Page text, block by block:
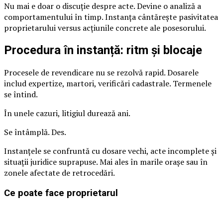
Nu mai e doar o discuție despre acte. Devine o analiză a
comportamentului în timp. Instanța cântărește pasivitatea
proprietarului versus acțiunile concrete ale posesorului.
Procedura în instanță: ritm și blocaje
Procesele de revendicare nu se rezolvă rapid. Dosarele
includ expertize, martori, verificări cadastrale. Termenele
se întind.
În unele cazuri, litigiul durează ani.
Se întâmplă. Des.
Instanțele se confruntă cu dosare vechi, acte incomplete și
situații juridice suprapuse. Mai ales în marile orașe sau în
zonele afectate de retrocedări.
Ce poate face proprietarul